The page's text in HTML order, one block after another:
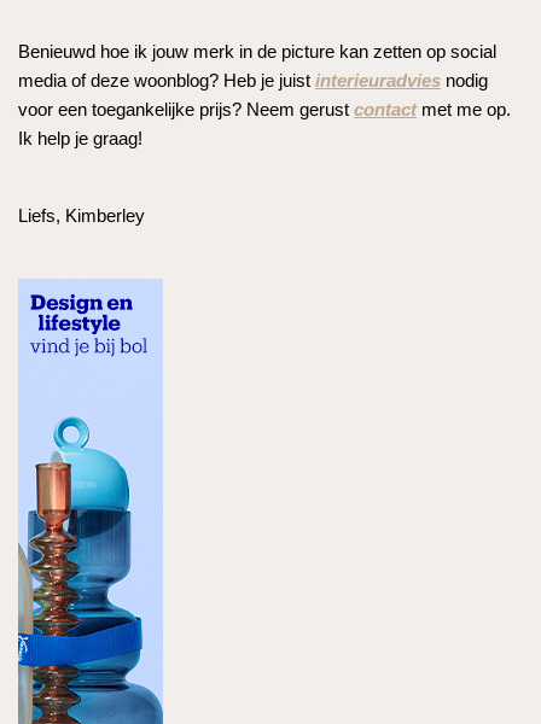
Benieuwd hoe ik jouw merk in de picture kan zetten op social
media of deze woonblog? Heb je juist interieuradvies nodig
voor een toegankelijke prijs? Neem gerust contactmet me op.
Ik help je graag!
Liefs, Kimberley